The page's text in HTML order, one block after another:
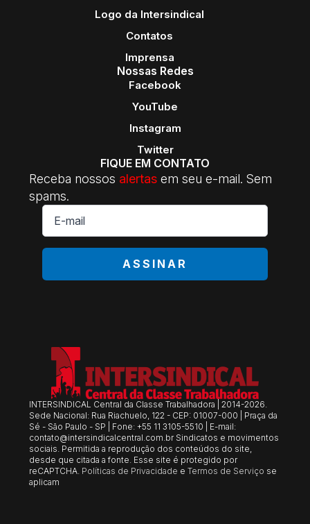
Logo da Intersindical
Contatos
Imprensa
Nossas Redes
Facebook
YouTube
Instagram
Twitter
FIQUE EM CONTATO
Receba nossos alertas em seu e-mail. Sem
spams.
E-
mail
ASSINAR
INTERSINDICAL Central da Classe Trabalhadora | 2014-2026.
Sede Nacional: Rua Riachuelo, 122 - CEP: 01007-000 | Praça da
Sé - São Paulo - SP | Fone: +55 11 3105-5510 | E-mail:
contato@intersindicalcentral.com.br Sindicatos e movimentos
sociais. Permitida a reprodução dos conteúdos do site,
desde que citada a fonte. Esse site é protegido por
reCAPTCHA. Políticas de Privacidade eTermos de Serviço se
aplicam